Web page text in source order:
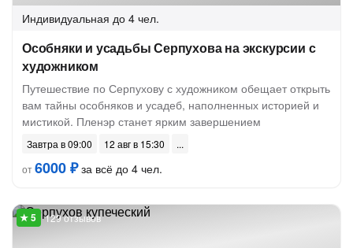
Индивидуальная до 4 чел.
Особняки и усадьбы Серпухова на экскурсии с
художником
Путешествие по Серпухову с художником обещает открыть
вам тайны особняков и усадеб, наполненных историей и
мистикой. Пленэр станет ярким завершением
Завтра в 09:00
12 авг в 15:30
от6000 ₽за всё до 4 чел.
129 отзывов